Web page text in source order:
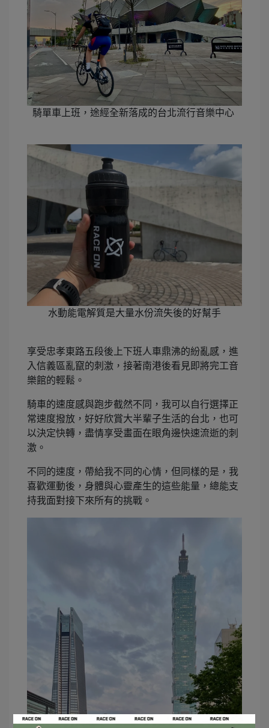
騎單車上班，途經全新落成的台北流行音樂中心
水動能電解質是大量水份流失後的好幫手
享受忠孝東路五段後上下班人車鼎沸的紛亂感，進
入信義區亂竄的刺激，接著南港後看見即將完工音
樂館的輕鬆。
騎車的速度感與跑步截然不同，我可以自行選擇正
常速度撥放，好好欣賞大半輩子生活的台北，也可
以決定快轉，盡情享受畫面在眼角邊快速流逝的刺
激。
不同的速度，帶給我不同的心情，但同樣的是，我
喜歡運動後，身體與心靈產生的這些能量，總能支
持我面對接下來所有的挑戰。